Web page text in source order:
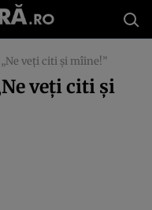
veţi citi şi mîine!”
veţi citi şi